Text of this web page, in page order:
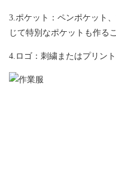
3.ポケット：ペンポケット
じて特別なポケットも作る
4.ロゴ：刺繍またはプリン